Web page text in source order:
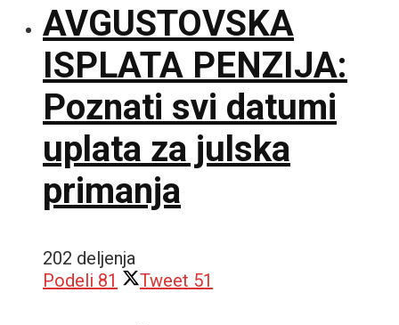
AVGUSTOVSKA
ISPLATA PENZIJA:
Poznati svi datumi
uplata za julska
primanja
202 deljenja
Podeli 81 Tweet 51